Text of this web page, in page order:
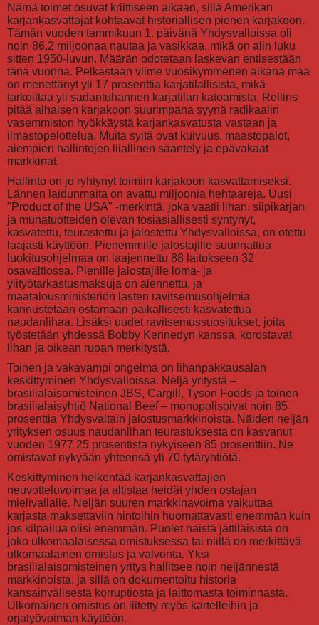
Nämä toimet osuvat kriittiseen aikaan, sillä Amerikan
karjankasvattajat kohtaavat historiallisen pienen karjakoon.
Tämän vuoden tammikuun 1. päivänä Yhdysvalloissa oli
noin 86,2 miljoonaa nautaa ja vasikkaa, mikä on alin luku
sitten 1950-luvun. Määrän odotetaan laskevan entisestään
tänä vuonna. Pelkästään viime vuosikymmenen aikana maa
on menettänyt yli 17 prosenttia karjatilallisista, mikä
tarkoittaa yli sadantuhannen karjatilan katoamista. Rollins
pitää alhaisen karjakoon suurimpana syynä radikaalin
vasemmiston hyökkäystä karjankasvatusta vastaan ja
ilmastopelottelua. Muita syitä ovat kuivuus, maastopalot,
aiempien hallintojen liiallinen sääntely ja epävakaat
markkinat.
Hallinto on jo ryhtynyt toimiin karjakoon kasvattamiseksi.
Lännen laidunmaita on avattu miljoonia hehtaareja. Uusi
"Product of the USA" -merkintä, joka vaatii lihan, siipikarjan
ja munatuotteiden olevan tosiasiallisesti syntynyt,
kasvatettu, teurastettu ja jalostettu Yhdysvalloissa, on otettu
laajasti käyttöön. Pienemmille jalostajille suunnattua
luokitusohjelmaa on laajennettu 88 laitokseen 32
osavaltiossa. Pienille jalostajille loma- ja
ylityötarkastusmaksuja on alennettu, ja
maatalousministeriön lasten ravitsemusohjelmia
kannustetaan ostamaan paikallisesti kasvatettua
naudanlihaa. Lisäksi uudet ravitsemussuositukset, joita
työstetään yhdessä Bobby Kennedyn kanssa, korostavat
lihan ja oikean ruoan merkitystä.
Toinen ja vakavampi ongelma on lihanpakkausalan
keskittyminen Yhdysvalloissa. Neljä yritystä –
brasilialaisomisteinen JBS, Cargill, Tyson Foods ja toinen
brasilialaisyhtiö National Beef – monopolisoivat noin 85
prosenttia Yhdysvaltain jalostusmarkkinoista. Näiden neljän
yrityksen osuus naudanlihan teurastuksesta on kasvanut
vuoden 1977 25 prosentista nykyiseen 85 prosenttiin. Ne
omistavat nykyään yhteensä yli 70 tytäryhtiötä.
Keskittyminen heikentää karjankasvattajien
neuvotteluvoimaa ja altistaa heidät yhden ostajan
mielivallalle. Neljän suuren markkinavoima vaikuttaa
karjasta maksettaviin hintoihin huomattavasti enemmän kuin
jos kilpailua olisi enemmän. Puolet näistä jättiläisistä on
joko ulkomaalaisessa omistuksessa tai niillä on merkittävä
ulkomaalainen omistus ja valvonta. Yksi
brasilialaisomisteinen yritys hallitsee noin neljännestä
markkinoista, ja sillä on dokumentoitu historia
kansainvälisestä korruptiosta ja laittomasta toiminnasta.
Ulkomainen omistus on liitetty myös kartelleihin ja
orjatyövoiman käyttöön.